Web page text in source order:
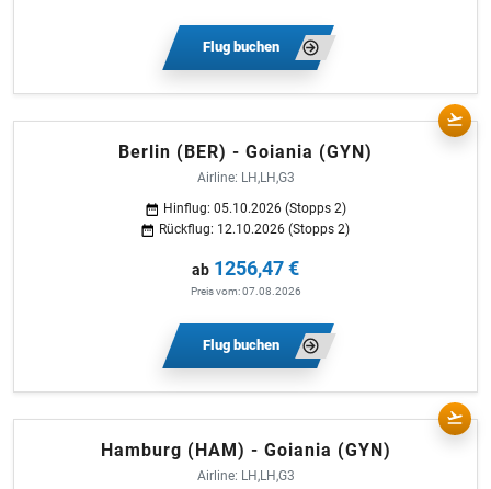
Flug buchen
Berlin (BER) - Goiania (GYN)
Airline: LH,LH,G3
Hinflug: 05.10.2026 (Stopps 2)
Rückflug: 12.10.2026 (Stopps 2)
ab 1256,47 €
Preis vom: 07.08.2026
Flug buchen
Hamburg (HAM) - Goiania (GYN)
Airline: LH,LH,G3